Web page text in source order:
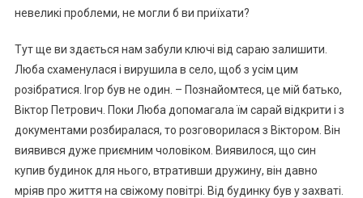
невеликі проблеми, не могли б ви приїхати?
Тут ще ви здається нам забули ключі від сараю залишити.
Люба схаменулася і вирушила в село, щоб з усім цим
розібратися. Ігор був не один. – Познайомтеся, це мій батько,
Віктор Петрович. Поки Люба допомагала їм сарай відкрити і з
документами розбиралася, то розговорилася з Віктором. Він
виявився дуже приємним чоловіком. Виявилося, що син
купив будинок для нього, втративши дружину, він давно
мріяв про життя на свіжому повітрі. Від будинку був у захваті.